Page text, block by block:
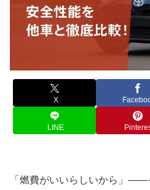
X
LINE
「燃費がいいらしいから」——